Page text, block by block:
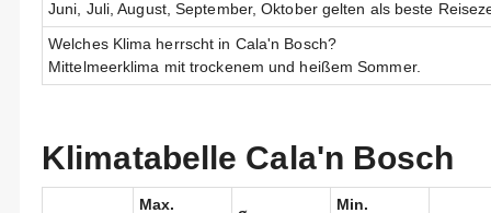
Juni, Juli, August, September, Oktober gelten als beste
Welches Klima herrscht in Cala'n Bosch?
Mittelmeerklima mit trockenem und heißem Sommer.
Klimatabelle Cala'n Bosch
Max. Min.